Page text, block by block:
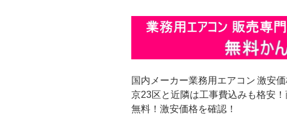
国内メーカー業務用エアコン 激安
京23区と近隣は工事費込みも格安
無料！激安価格を確認！